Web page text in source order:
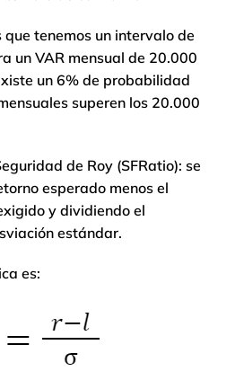
que tenemos un intervalo de
un VAR mensual de 20.000
un 6% de probabilidad
superen los 20.000
de Roy (SFRatio): se
esperado menos el
y dividiendo el
estándar.
es: